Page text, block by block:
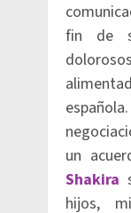
fin de
un
Shakira
hijos,